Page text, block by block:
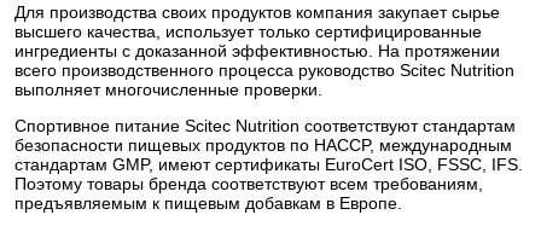
Для производства своих продуктов компания закупает сырье
высшего качества, использует только сертифицированные
ингредиенты с доказанной эффективностью. На протяжении
всего производственного процесса руководство Scitec Nutrition
выполняет многочисленные проверки.
Спортивное питание Scitec Nutrition соответствуют стандартам
безопасности пищевых продуктов по HACCP, международным
стандартам GMP, имеют сертификаты EuroCert ISO, FSSC, IFS.
Поэтому товары бренда соответствуют всем требованиям,
предъявляемым к пищевым добавкам в Европе.